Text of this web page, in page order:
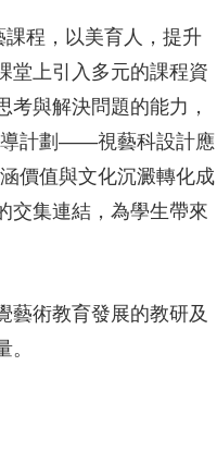
課程，以美育人，提升
堂上引入多元的課程資
與解決問題的能力，
導計劃——視藝科設計應
價值與文化沉澱轉化成
交集連結，為學生帶來
藝術教育發展的教研及